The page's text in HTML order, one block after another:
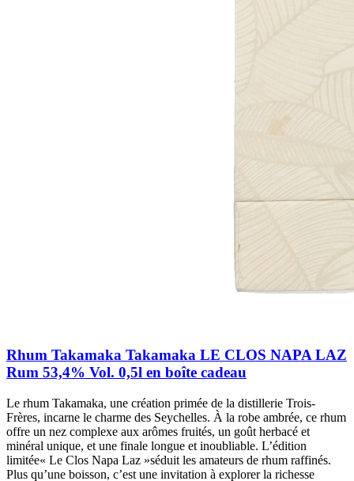
Rhum Takamaka Takamaka LE CLOS NAPA LAZ
Rum 53,4% Vol. 0,5l en boîte cadeau
Le rhum Takamaka, une création primée de la distillerie Trois-
Frères, incarne le charme des Seychelles. À la robe ambrée, ce rhum
offre un nez complexe aux arômes fruités, un goût herbacé et
minéral unique, et une finale longue et inoubliable. L’édition
limitée« Le Clos Napa Laz »séduit les amateurs de rhum raffinés.
Plus qu’une boisson, c’est une invitation à explorer la richesse